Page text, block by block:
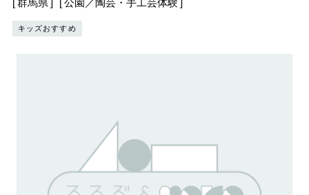
群馬県 公園／陶芸・手工芸体験
キッズおすすめ